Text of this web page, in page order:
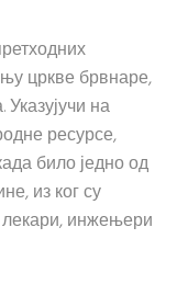
цркве брвнаре,
на
ресурсе,
било једно од
из ког су
инжењери